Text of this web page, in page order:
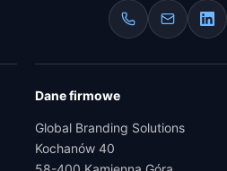
Dane firmowe
Global Branding Solutions
Kochanów 40